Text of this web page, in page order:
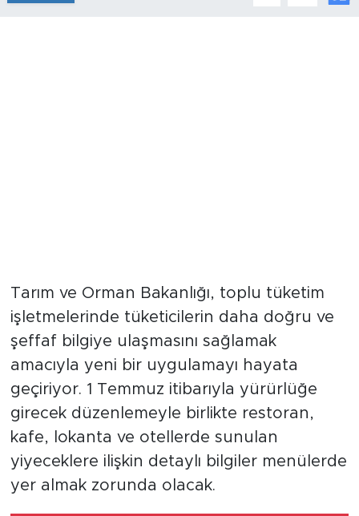
Tarım ve Orman Bakanlığı, toplu tüketim
işletmelerinde tüketicilerin daha doğru ve
şeffaf bilgiye ulaşmasını sağlamak
amacıyla yeni bir uygulamayı hayata
geçiriyor. 1 Temmuz itibarıyla yürürlüğe
girecek düzenlemeyle birlikte restoran,
kafe, lokanta ve otellerde sunulan
yiyeceklere ilişkin detaylı bilgiler menülerde
yer almak zorunda olacak.